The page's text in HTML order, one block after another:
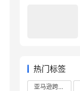
热门标签
亚马逊跨境电商